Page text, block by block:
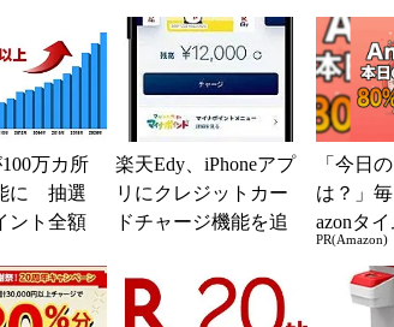
万カ所
に 抽選
ント全額
楽天Edy、iPhoneアプ
リにクレジットカー
ドチャージ機能を追
「今日
は？」
azonタ
見逃せな
PR(Amazon)